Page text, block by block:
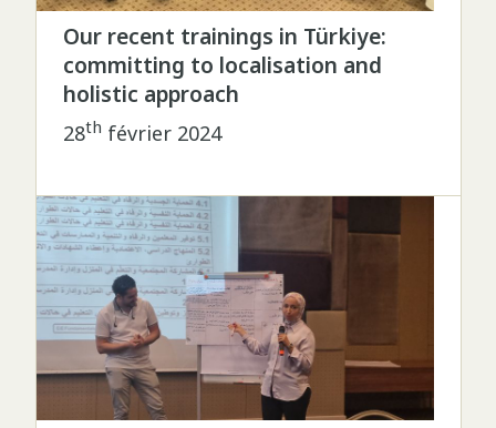
Our recent trainings in Türkiye:
committing to localisation and
holistic approach
28th février 2024